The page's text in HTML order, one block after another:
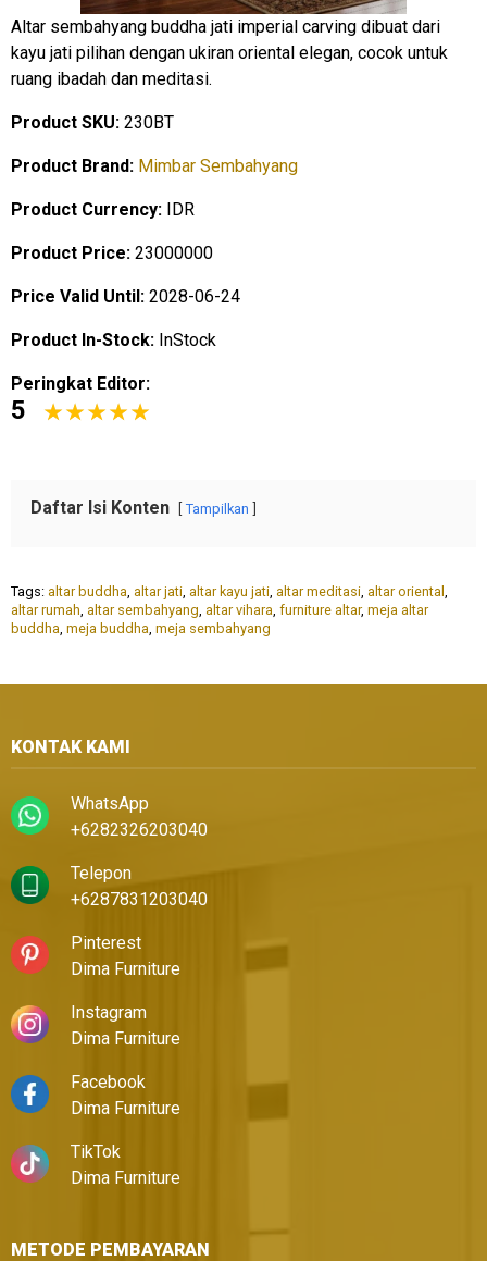
Altar sembahyang buddha jati imperial carving dibuat dari
kayu jati pilihan dengan ukiran oriental elegan, cocok untuk
ruang ibadah dan meditasi.
Product SKU: 230BT
Product Brand: Mimbar Sembahyang
Product Currency: IDR
Product Price: 23000000
Price Valid Until: 2028-06-24
Product In-Stock: InStock
Peringkat Editor:
5
Daftar Isi Konten Tampilkan
Tags: altar buddha altar jati altar kayu jati altar meditasi altar oriental
altar rumah altar sembahyang altar vihara furniture altar, meja altar
buddha meja buddha meja sembahyang
KONTAK KAMI
WhatsApp
+6282326203040
Telepon
+6287831203040
Pinterest
Dima Furniture
Instagram
Dima Furniture
Facebook
Dima Furniture
TikTok
Dima Furniture
METODE PEMBAYARAN